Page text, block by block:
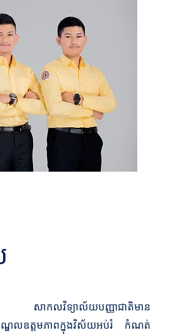
សាកលវិទ្យាល័យបញ្ញាជាតិមាន
ណ្ឌលឧត្តមភាពក្នុងវិស័យអប់រំ កំណត់